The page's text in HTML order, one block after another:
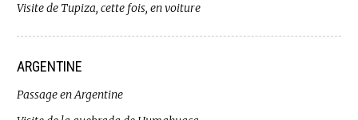
Visite de Tupiza, cette fois, en voiture
ARGENTINE
Passage en Argentine